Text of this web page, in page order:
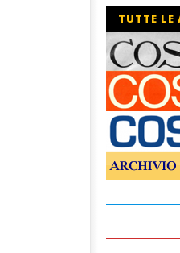
TUTTE LE